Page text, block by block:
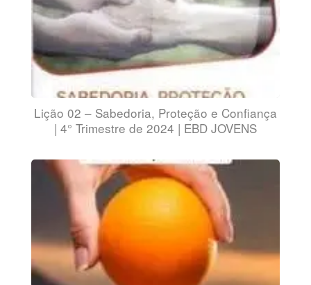
Lição 02 – Sabedoria, Proteção e Confiança
| 4° Trimestre de 2024 | EBD JOVENS